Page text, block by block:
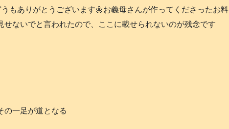
もありがとうございます🌼お義母さんが作ってくださったお料
ないでと言われたので、ここに載せられないのが残念です
の一足が道となる